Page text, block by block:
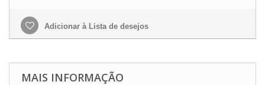
Adicionar à Lista de desejos
MAIS INFORMAÇÃO